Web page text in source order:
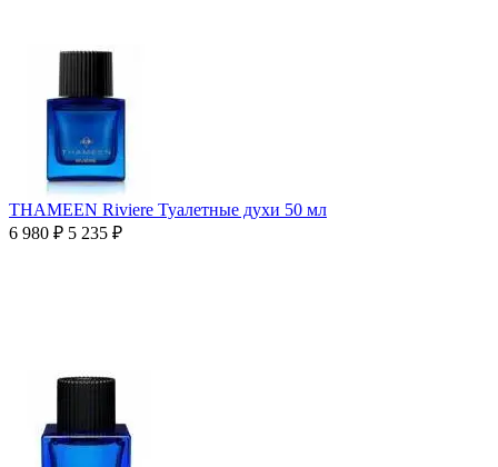
THAMEEN Riviere Туалетные духи 50 мл
6 980 ₽ 5 235 ₽